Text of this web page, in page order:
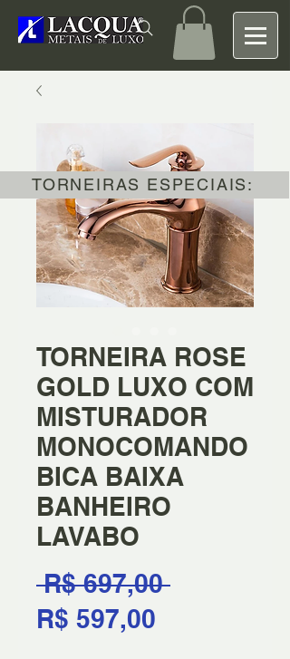
TORNEIRA ROSE
GOLD LUXO COM
MISTURADOR
MONOCOMANDO
BICA BAIXA
BANHEIRO
LAVABO
R$ 697,00 Preço
R$ 597,00
TORNEIRAS ESPECIAIS: